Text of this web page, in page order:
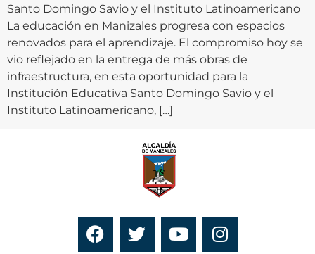
Santo Domingo Savio y el Instituto Latinoamericano
La educación en Manizales progresa con espacios
renovados para el aprendizaje. El compromiso hoy se
vio reflejado en la entrega de más obras de
infraestructura, en esta oportunidad para la
Institución Educativa Santo Domingo Savio y el
Instituto Latinoamericano, […]